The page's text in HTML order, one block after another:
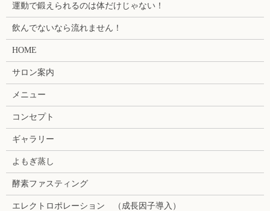
運動で鍛えられるのは体だけじゃない！
飲んでないなら流れません！
HOME
サロン案内
メニュー
コンセプト
ギャラリー
よもぎ蒸し
酵素ファスティング
エレクトロポレーション （成長因子導入）